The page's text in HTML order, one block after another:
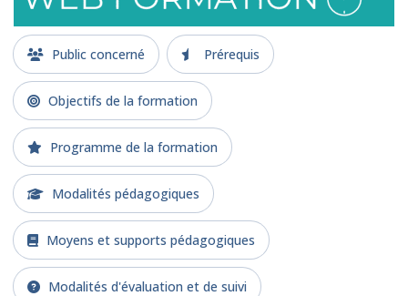
Public concerné Prérequis
Objectifs de la formation
Programme de la formation
Modalités pédagogiques
Moyens et supports pédagogiques
Modalités d'évaluation et de suivi